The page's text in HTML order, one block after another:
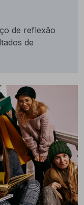
de reflexão
de